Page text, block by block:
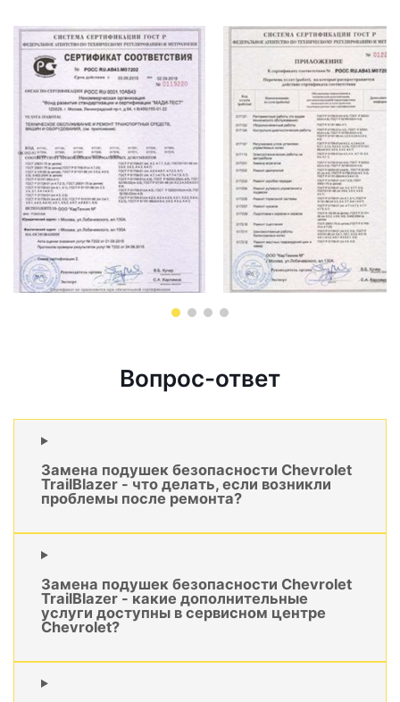
Вопрос-ответ
Замена подушек безопасности Chevrolet
TrailBlazer - что делать, если возникли
проблемы после ремонта?
Замена подушек безопасности Chevrolet
TrailBlazer - какие дополнительные
услуги доступны в сервисном центре
Chevrolet?